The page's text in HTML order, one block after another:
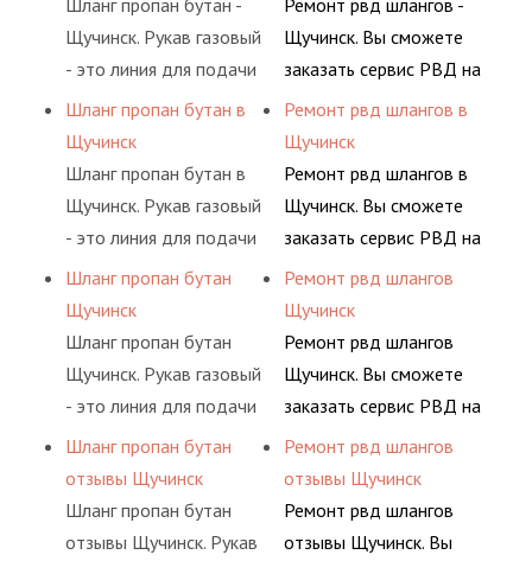
Шланг пропан бутан -
Щучинск. Рукав газовый
- это линия для подачи
сжатого воздуха и
различных типов
сжиженного газа
(кислород, аргон, метан,
пропан, бутан,
определенными
элементами системы.
Шланг пропан бутан в
Щучинск
Шланг пропан бутан в
Щучинск. Рукав газовый
- это линия для подачи
сжатого воздуха и
различных типов
сжиженного газа
(кислород, аргон, метан,
пропан, бутан,
определенными
элементами системы.
Шланг пропан бутан
Щучинск
Шланг пропан бутан
Щучинск. Рукав газовый
- это линия для подачи
сжатого воздуха и
различных типов
сжиженного газа
(кислород, аргон, метан,
Шланг пропан бутан
отзывы Щучинск
Шланг пропан бутан
отзывы Щучинск. Рукав
Ремонт рвд шлангов -
Щучинск. Вы сможете
заказать сервис РВД на
разовой основе либо на
условиях
долговременного
комплексного
обслуживания
предприятия.
Ремонт рвд шлангов в
Щучинск
Ремонт рвд шлангов в
Щучинск. Вы сможете
заказать сервис РВД на
разовой основе либо на
условиях
долговременного
комплексного
обслуживания
предприятия.
Ремонт рвд шлангов
Щучинск
Ремонт рвд шлангов
Щучинск. Вы сможете
заказать сервис РВД на
разовой основе либо на
условиях
долговременного
комплексного
Ремонт рвд шлангов
отзывы Щучинск
Ремонт рвд шлангов
отзывы Щучинск. Вы